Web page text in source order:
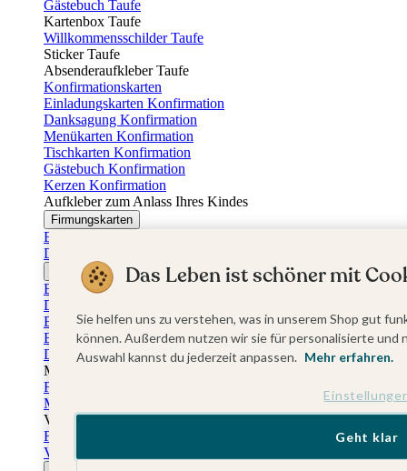
Gästebuch Taufe
Kartenbox Taufe
Willkommensschilder Taufe
Sticker Taufe
Absenderaufkleber Taufe
Konfirmationskarten
Einladungskarten Konfirmation
Danksagung Konfirmation
Menükarten Konfirmation
Tischkarten Konfirmation
Gästebuch Konfirmation
Kerzen Konfirmation
Aufkleber zum Anlass Ihres Kindes
Firmungskarten
Einladungskarten Firmung
Dankeskarten Firmung
Jugendweihekarten
Einladungskarten Jugendweihe
Dankeskarten Jugendweihe
Einschulungskarten
Einladungskarten Einschulung
Danksagung Einschulung
Muttertag
Fotogeschenke Muttertag
Muttertagskarten
Vatertag
Fotogeschenke Vatertag
Vatertagskarten
Das Leben ist schöner mit
Sie helfen uns zu verstehen, was in unserem Shop gut
können. Außerdem nutzen wir sie für personalisierte
Auswahl kannst du jederzeit anpassen. Mehr erfahren.
Geht klar